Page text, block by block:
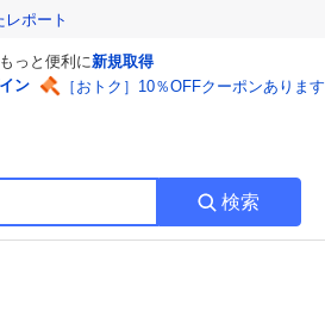
ポート
もっと便利に新規取得
ン
［おトク］10％OFFクーポンあります
検索